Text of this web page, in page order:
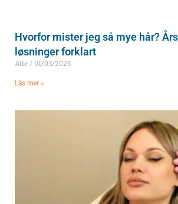
Hvorfor mister jeg så mye hår?
løsninger forklart
Atle 01/03/2025
Läs mer »